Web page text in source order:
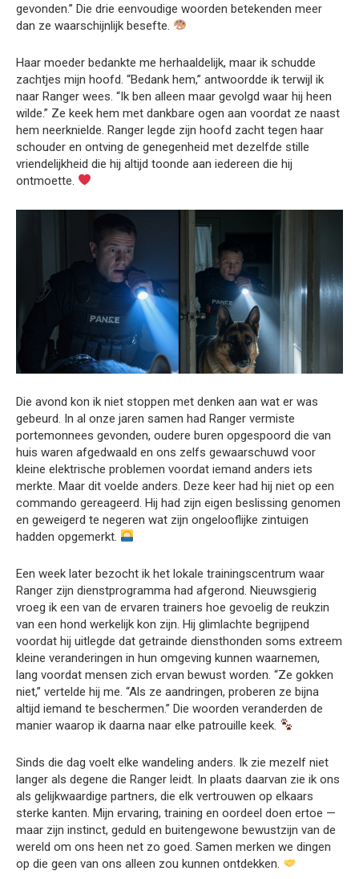
gevonden.” Die drie eenvoudige woorden betekenden meer
dan ze waarschijnlijk besefte.
Haar moeder bedankte me herhaaldelijk, maar ik schudde
zachtjes mijn hoofd. “Bedank hem,” antwoordde ik terwijl ik
naar Ranger wees. “Ik ben alleen maar gevolgd waar hij heen
wilde.” Ze keek hem met dankbare ogen aan voordat ze naast
hem neerknielde. Ranger legde zijn hoofd zacht tegen haar
schouder en ontving de genegenheid met dezelfde stille
vriendelijkheid die hij altijd toonde aan iedereen die hij
ontmoette.
Die avond kon ik niet stoppen met denken aan wat er was
gebeurd. In al onze jaren samen had Ranger vermiste
portemonnees gevonden, oudere buren opgespoord die van
huis waren afgedwaald en ons zelfs gewaarschuwd voor
kleine elektrische problemen voordat iemand anders iets
merkte. Maar dit voelde anders. Deze keer had hij niet op een
commando gereageerd. Hij had zijn eigen beslissing genomen
en geweigerd te negeren wat zijn ongelooflijke zintuigen
hadden opgemerkt.
Een week later bezocht ik het lokale trainingscentrum waar
Ranger zijn dienstprogramma had afgerond. Nieuwsgierig
vroeg ik een van de ervaren trainers hoe gevoelig de reukzin
van een hond werkelijk kon zijn. Hij glimlachte begrijpend
voordat hij uitlegde dat getrainde diensthonden soms extreem
kleine veranderingen in hun omgeving kunnen waarnemen,
lang voordat mensen zich ervan bewust worden. “Ze gokken
niet,” vertelde hij me. “Als ze aandringen, proberen ze bijna
altijd iemand te beschermen.” Die woorden veranderden de
manier waarop ik daarna naar elke patrouille keek.
Sinds die dag voelt elke wandeling anders. Ik zie mezelf niet
langer als degene die Ranger leidt. In plaats daarvan zie ik ons
als gelijkwaardige partners, die elk vertrouwen op elkaars
sterke kanten. Mijn ervaring, training en oordeel doen ertoe —
maar zijn instinct, geduld en buitengewone bewustzijn van de
wereld om ons heen net zo goed. Samen merken we dingen
op die geen van ons alleen zou kunnen ontdekken.